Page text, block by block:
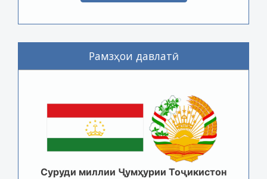
Рамзҳои давлатӣ
Суруди миллии Ҷумҳурии Тоҷикистон